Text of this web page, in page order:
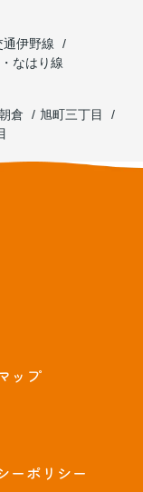
通伊野線
なはり線
倉
旭町三丁目
ップ
ーポリシー